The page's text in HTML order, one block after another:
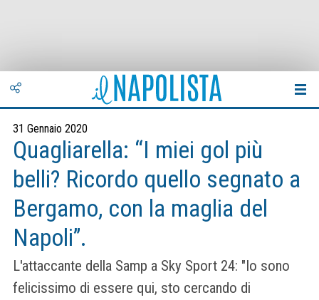
31 Gennaio 2020
Quagliarella: “I miei gol più
belli? Ricordo quello segnato a
Bergamo, con la maglia del
Napoli”.
L'attaccante della Samp a Sky Sport 24: "Io sono
felicissimo di essere qui, sto cercando di